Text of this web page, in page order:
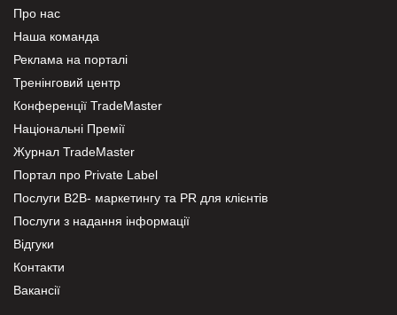
Про нас
Наша команда
Реклама на порталі
Тренінговий центр
Конференції TradeMaster
Національні Премії
Журнал TradeMaster
Портал про Private Label
Послуги В2В- маркетингу та PR для клієнтів
Послуги з надання інформації
Відгуки
Контакти
Вакансії